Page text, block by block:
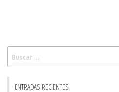
ENTRADAS RECIENTES